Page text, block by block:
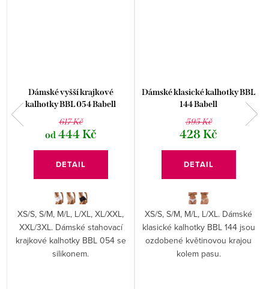
Dámské vyšší krajkové
kalhotky BBL 054 Babell
617 Kč
od444 Kč
DETAIL
XS/S, S/M, M/L, L/XL, XL/XXL,
XXL/3XL. Dámské stahovací
krajkové kalhotky BBL 054 se
silikonem.
Dámské klasické kalhotky BBL
144 Babell
595 Kč
428 Kč
DETAIL
XS/S, S/M, M/L, L/XL. Dámské
klasické kalhotky BBL 144 jsou
ozdobené květinovou krajou
kolem pasu.